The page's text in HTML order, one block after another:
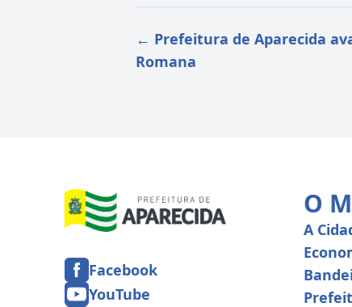
← Prefeitura de Aparecida
Romana
Facebook
YouTube
O
A